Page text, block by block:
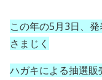
この年の5月3日、
さまじく
ハガキによる抽選販